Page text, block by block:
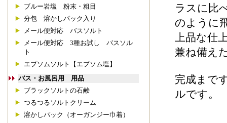
ブルー岩塩 粉末・粗目
分包 溶かしパック入り
メール便対応 バスソルト
メール便対応 3種お試し バスソル
ト
エプソムソルト【エプソム塩】
バス・お風呂用 用品
ブラックソルトの石鹸
つるつるソルトクリーム
溶かしパック（オーガンジー巾着）
ラスに比
のように
上品な仕
兼ね備え
完成まで
ルです。